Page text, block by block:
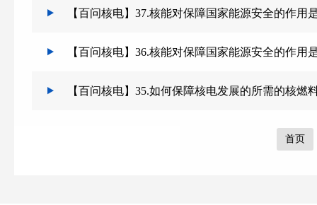
【百问核电】37.核能对保障国家能源安全的作用
【百问核电】36.核能对保障国家能源安全的作用
【百问核电】35.如何保障核电发展的所需的核燃
首页